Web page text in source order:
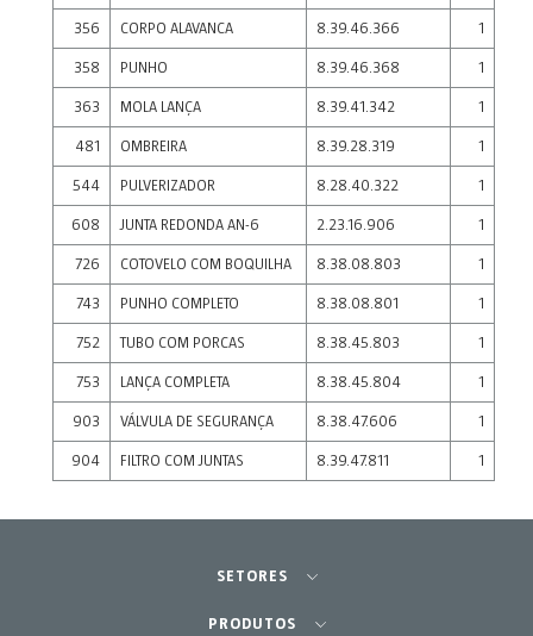
356 CORPO ALAVANCA 8.39.46.366 1
358 PUNHO 8.39.46.368 1
363 MOLA LANÇA 8.39.41.342 1
481 OMBREIRA 8.39.28.319 1
544 PULVERIZADOR 8.28.40.322 1
608 JUNTA REDONDA AN-6 2.23.16.906 1
726 COTOVELO COM BOQUILHA 8.38.08.803 1
743 PUNHO COMPLETO 8.38.08.801 1
752 TUBO COM PORCAS 8.38.45.803 1
753 LANÇA COMPLETA 8.38.45.804 1
903 VÁLVULA DE SEGURANÇA 8.38.47.606 1
904 FILTRO COM JUNTAS 8.39.47.811 1
SETORES
Agricultura - Horta
PRODUTOS